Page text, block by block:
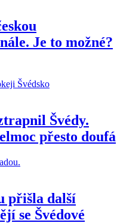
Je to možné?
Švédy.
přesto doufá
přišla další
se Švédové